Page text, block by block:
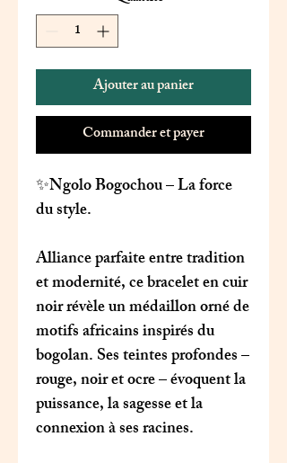
Ajouter au panier
Commander et payer
✨Ngolo Bogochou– La force
du style.
Alliance parfaite entre tradition
et modernité, ce bracelet en cuir
noir révèle un médaillon orné de
motifs africains inspirés du
bogolan. Ses teintes profondes –
rouge, noir et ocre – évoquent la
puissance, la sagesse et la
connexion à ses racines.